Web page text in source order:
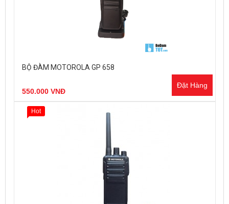
BỘ ĐÀM MOTOROLA GP 658
550.000 VNĐ
Đặt Hàng
Hot